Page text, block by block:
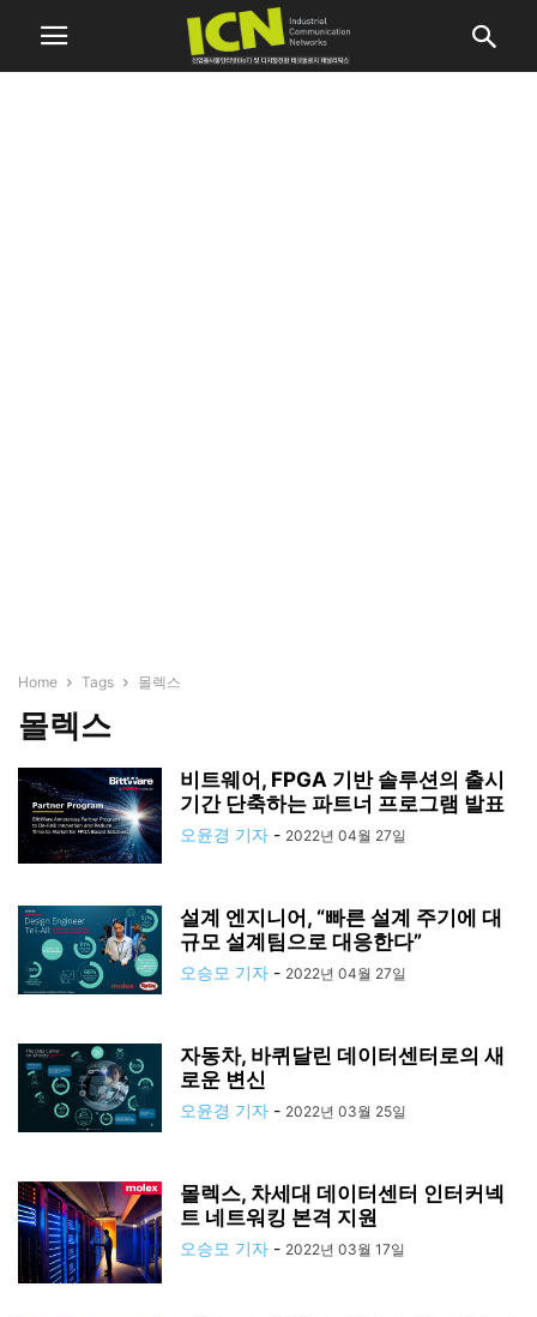
Home Tags 몰렉스
몰렉스
비트웨어, FPGA 기반 솔루션의 출시
기간 단축하는 파트너 프로그램 발표
오윤경 기자 - 2022년 04월 27일
설계 엔지니어, “빠른 설계 주기에 대
규모 설계팀으로 대응한다”
오승모 기자 - 2022년 04월 27일
자동차, 바퀴달린 데이터센터로의 새
로운 변신
오윤경 기자 - 2022년 03월 25일
몰렉스, 차세대 데이터센터 인터커넥
트 네트워킹 본격 지원
오승모 기자 - 2022년 03월 17일